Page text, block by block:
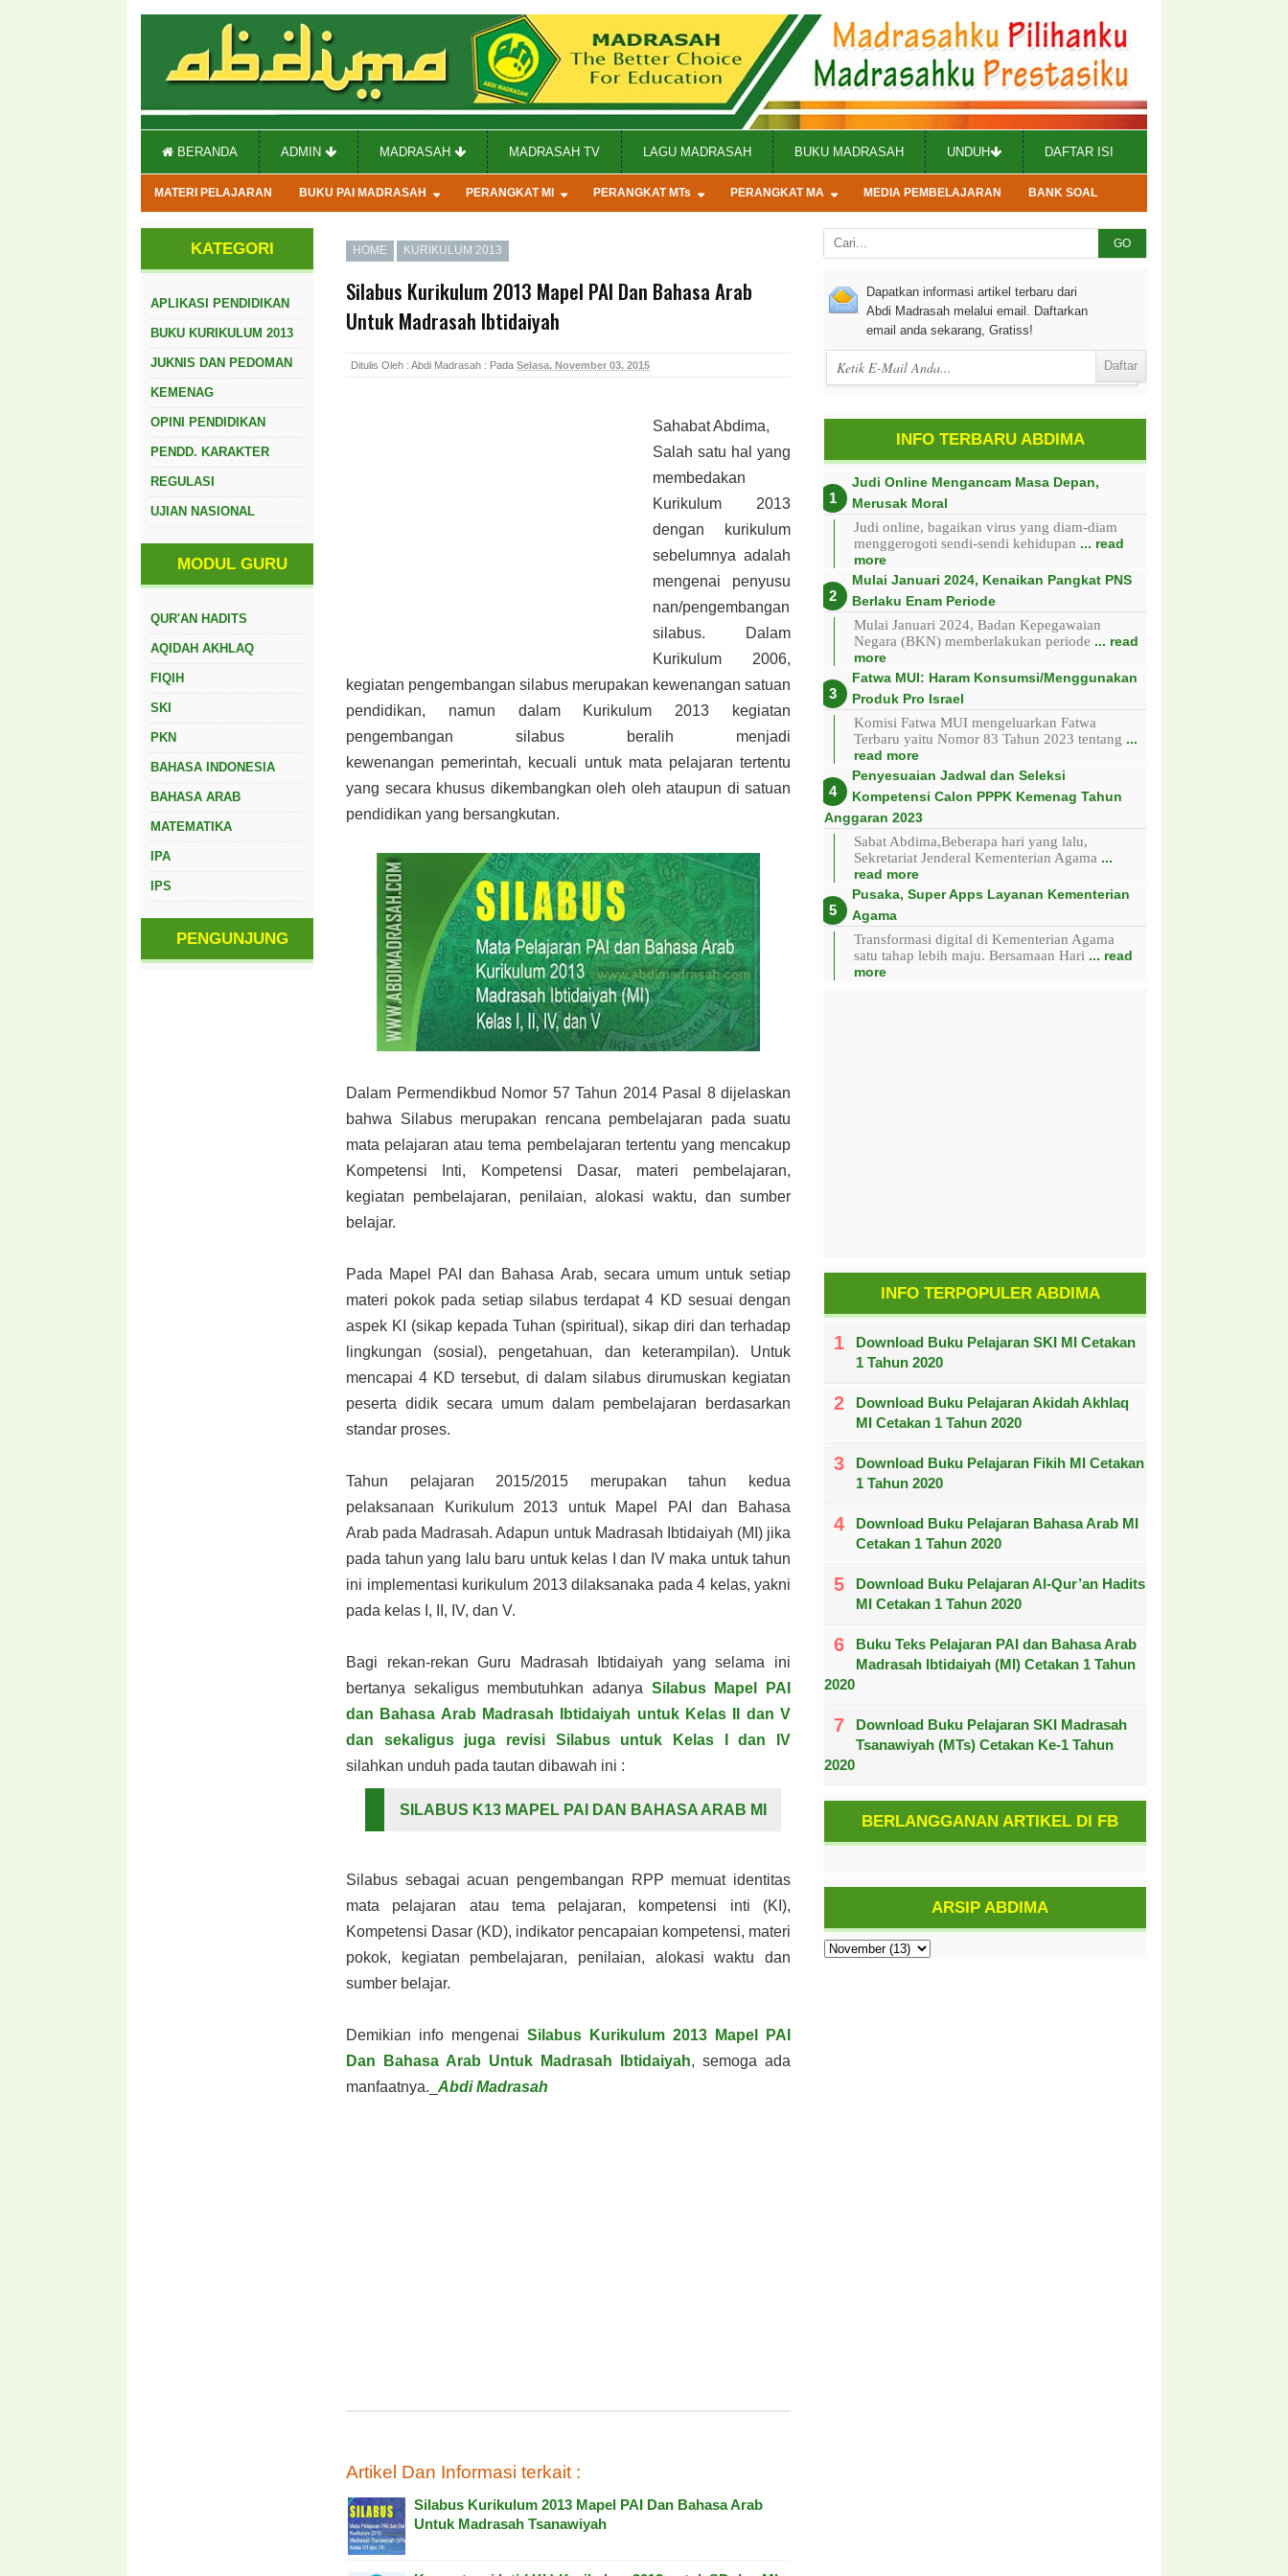
BERANDA ADMIN MADRASAH MADRASAH TV LAGU MADRASAH BUKU MADRASAH UNDUH DAFTAR ISI
MATERI PELAJARAN BUKU PAI MADRASAH PERANGKAT MI PERANGKAT MTs PERANGKAT MA MEDIA PEMBELAJARAN BANK SOAL
KATEGORI
APLIKASI PENDIDIKAN
BUKU KURIKULUM 2013
JUKNIS DAN PEDOMAN
KEMENAG
OPINI PENDIDIKAN
PENDD. KARAKTER
REGULASI
UJIAN NASIONAL
MODUL GURU
QUR'AN HADITS
AQIDAH AKHLAQ
FIQIH
SKI
PKN
BAHASA INDONESIA
BAHASA ARAB
MATEMATIKA
IPA
IPS
PENGUNJUNG
HOME KURIKULUM 2013
Silabus Kurikulum 2013 Mapel PAI Dan Bahasa Arab
Untuk Madrasah Ibtidaiyah
Ditulis Oleh : Abdi Madrasah : Pada Selasa, November 03, 2015
Sahabat Abdima,
Salah satu hal yang
membedakan
Kurikulum 2013
dengan kurikulum
sebelumnya adalah
mengenai penyusu
nan/pengembangan
silabus. Dalam
Kurikulum 2006,
kegiatan pengembangan silabus merupakan kewenangan satuan
pendidikan, namun dalam Kurikulum 2013 kegiatan
pengembangan silabus beralih menjadi
kewenangan pemerintah, kecuali untuk mata pelajaran tertentu
yang secara khusus dikembangkan oleh oleh ataupun di satuan
pendidikan yang bersangkutan.
Dalam Permendikbud Nomor 57 Tahun 2014 Pasal 8 dijelaskan
bahwa Silabus merupakan rencana pembelajaran pada suatu
mata pelajaran atau tema pembelajaran tertentu yang mencakup
Kompetensi Inti, Kompetensi Dasar, materi pembelajaran,
kegiatan pembelajaran, penilaian, alokasi waktu, dan sumber
belajar.
Pada Mapel PAI dan Bahasa Arab, secara umum untuk setiap
materi pokok pada setiap silabus terdapat 4 KD sesuai dengan
aspek KI (sikap kepada Tuhan (spiritual), sikap diri dan terhadap
lingkungan (sosial), pengetahuan, dan keterampilan). Untuk
mencapai 4 KD tersebut, di dalam silabus dirumuskan kegiatan
peserta didik secara umum dalam pembelajaran berdasarkan
standar proses.
Tahun pelajaran 2015/2015 merupakan tahun kedua
pelaksanaan Kurikulum 2013 untuk Mapel PAI dan Bahasa
Arab pada Madrasah. Adapun untuk Madrasah Ibtidaiyah (MI) jika
pada tahun yang lalu baru untuk kelas I dan IV maka untuk tahun
ini implementasi kurikulum 2013 dilaksanaka pada 4 kelas, yakni
pada kelas I, II, IV, dan V.
Bagi rekan-rekan Guru Madrasah Ibtidaiyah yang selama ini
bertanya sekaligus membutuhkan adanya Silabus
Mapel PAI
dan Bahasa Arab Madrasah Ibtidaiyah untuk Kelas II dan V
dan sekaligus juga revisi Silabus untuk
Kelas I dan IV
silahkan unduh pada tautan dibawah ini :
SILABUS K13 MAPEL PAI DAN BAHASA ARAB MI
Silabus sebagai acuan pengembangan RPP memuat identitas
mata pelajaran atau tema pelajaran, kompetensi inti (KI),
Kompetensi Dasar (KD), indikator pencapaian kompetensi, materi
pokok, kegiatan pembelajaran, penilaian, alokasi waktu dan
sumber belajar.
Demikian info mengenai Silabus Kurikulum 2013 Mapel PAI
Dan Bahasa Arab Untuk Madrasah Ibtidaiyah, semoga ada
manfaatnya._ Abdi Madrasah
Artikel Dan Informasi terkait :
Silabus Kurikulum 2013 Mapel PAI Dan Bahasa Arab
Untuk Madrasah Tsanawiyah
GO
Dapatkan informasi artikel terbaru dari
Abdi Madrasah melalui email. Daftarkan
email anda sekarang, Gratiss!
INFO TERBARU ABDIMA
Judi Online Mengancam Masa Depan,
Merusak Moral
Judi online, bagaikan virus yang diam-diam
menggerogoti sendi-sendi kehidupan ... read
more
Mulai Januari 2024, Kenaikan Pangkat PNS
Berlaku Enam Periode
Mulai Januari 2024, Badan Kepegawaian
Negara (BKN) memberlakukan periode ... read
more
Fatwa MUI: Haram Konsumsi/Menggunakan
Produk Pro Israel
Komisi Fatwa MUI mengeluarkan Fatwa
Terbaru yaitu Nomor 83 Tahun 2023 tentang ...
read more
Penyesuaian Jadwal dan Seleksi
Kompetensi Calon PPPK Kemenag Tahun
Anggaran 2023
Sabat Abdima,Beberapa hari yang lalu,
Sekretariat Jenderal Kementerian Agama ...
read more
Pusaka, Super Apps Layanan Kementerian
Agama
Transformasi digital di Kementerian Agama
satu tahap lebih maju. Bersamaan Hari ... read
more
INFO TERPOPULER ABDIMA
Download Buku Pelajaran SKI MI Cetakan
1 Tahun 2020
Download Buku Pelajaran Akidah Akhlaq
MI Cetakan 1 Tahun 2020
Download Buku Pelajaran Fikih MI Cetakan
1 Tahun 2020
Download Buku Pelajaran Bahasa Arab MI
Cetakan 1 Tahun 2020
Download Buku Pelajaran Al-Qur’an Hadits
MI Cetakan 1 Tahun 2020
Buku Teks Pelajaran PAI dan Bahasa Arab
Madrasah Ibtidaiyah (MI) Cetakan 1 Tahun
2020
Download Buku Pelajaran SKI Madrasah
Tsanawiyah (MTs) Cetakan Ke-1 Tahun
2020
BERLANGGANAN ARTIKEL DI FB
ARSIP ABDIMA